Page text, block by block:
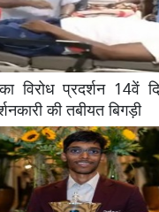
विरोध प्रदर्शन 14वें
की तबीयत बिगड़ी